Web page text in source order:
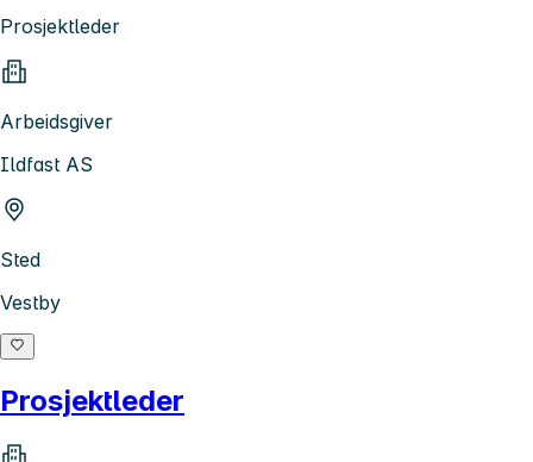
Prosjektleder
Arbeidsgiver
Ildfast AS
Sted
Vestby
Prosjektleder